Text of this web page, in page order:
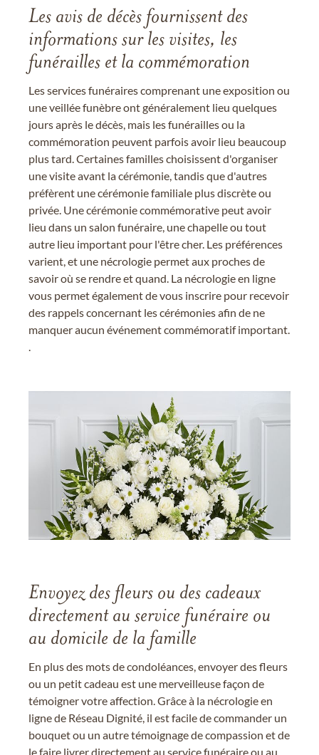
Les avis de décès fournissent des
informations sur les visites, les
funérailles et la commémoration
Les services funéraires comprenant une exposition ou
une veillée funèbre ont généralement lieu quelques
jours après le décès, mais les funérailles ou la
commémoration peuvent parfois avoir lieu beaucoup
plus tard. Certaines familles choisissent d'organiser
une visite avant la cérémonie, tandis que d'autres
préfèrent une cérémonie familiale plus discrète ou
privée. Une cérémonie commémorative peut avoir
lieu dans un salon funéraire, une chapelle ou tout
autre lieu important pour l'être cher. Les préférences
varient, et une nécrologie permet aux proches de
savoir où se rendre et quand. La nécrologie en ligne
vous permet également de vous inscrire pour recevoir
des rappels concernant les cérémonies afin de ne
manquer aucun événement commémoratif important.
Envoyez des fleurs ou des cadeaux
directement au service funéraire ou
au domicile de la famille
En plus des mots de condoléances, envoyer des fleurs
ou un petit cadeau est une merveilleuse façon de
témoigner votre affection. Grâce à la nécrologie en
ligne de Réseau Dignité, il est facile de commander un
bouquet ou un autre témoignage de compassion et de
le faire livrer directement au service funéraire ou au